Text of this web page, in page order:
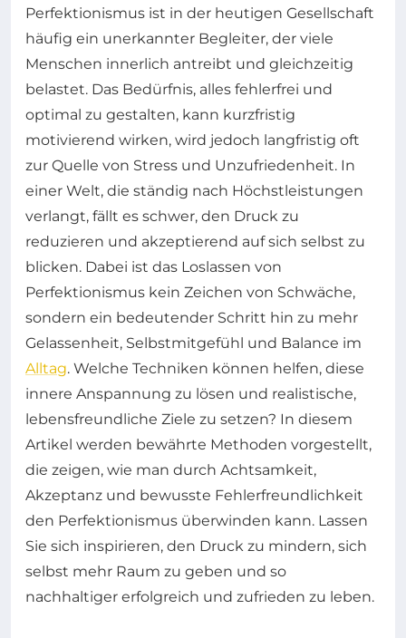
Perfektionismus ist in der heutigen Gesellschaft
häufig ein unerkannter Begleiter, der viele
Menschen innerlich antreibt und gleichzeitig
belastet. Das Bedürfnis, alles fehlerfrei und
optimal zu gestalten, kann kurzfristig
motivierend wirken, wird jedoch langfristig oft
zur Quelle von Stress und Unzufriedenheit. In
einer Welt, die ständig nach Höchstleistungen
verlangt, fällt es schwer, den Druck zu
reduzieren und akzeptierend auf sich selbst zu
blicken. Dabei ist das Loslassen von
Perfektionismus kein Zeichen von Schwäche,
sondern ein bedeutender Schritt hin zu mehr
Gelassenheit, Selbstmitgefühl und Balance im
Alltag. Welche Techniken können helfen, diese
innere Anspannung zu lösen und realistische,
lebensfreundliche Ziele zu setzen? In diesem
Artikel werden bewährte Methoden vorgestellt,
die zeigen, wie man durch Achtsamkeit,
Akzeptanz und bewusste Fehlerfreundlichkeit
den Perfektionismus überwinden kann. Lassen
Sie sich inspirieren, den Druck zu mindern, sich
selbst mehr Raum zu geben und so
nachhaltiger erfolgreich und zufrieden zu leben.